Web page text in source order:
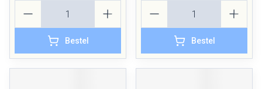
Bestel Bestel